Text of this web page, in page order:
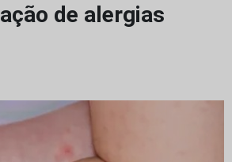
de alergias